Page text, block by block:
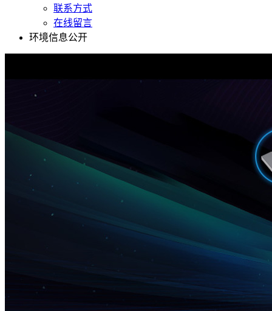
联系方式
在线留言
环境信息公开